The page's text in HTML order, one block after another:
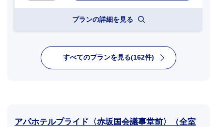
プランの詳細を見る
すべてのプランを見る(162件)
アパホテルプライド〈赤坂国会議事堂前〉（全室